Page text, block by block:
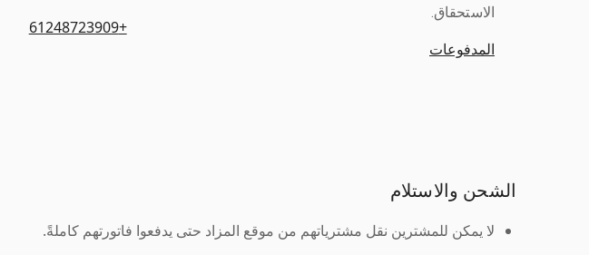
الاستحقاق.
المدفوعات
+61248723909
الشحن والاستلام
لا يمكن للمشترين نقل مشترياتهم من موقع المزاد حتى يدفعوا فاتورتهم كاملةً.